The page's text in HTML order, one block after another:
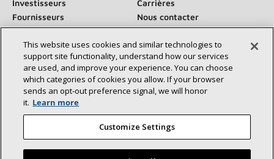
Investisseurs
Carrières
Fournisseurs
Nous contacter
Salle de presse
Communiquez avec nous :
This website uses cookies and similar technologies to
support site functionality, understand how our services
are used, and improve your experience. You can choose
which categories of cookies you allow. If your browser
sends an opt‑out preference signal, we will honor
it. Learn more
Customize Settings